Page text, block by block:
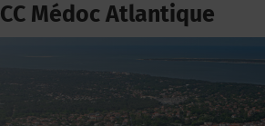
CC Médoc Atlantique